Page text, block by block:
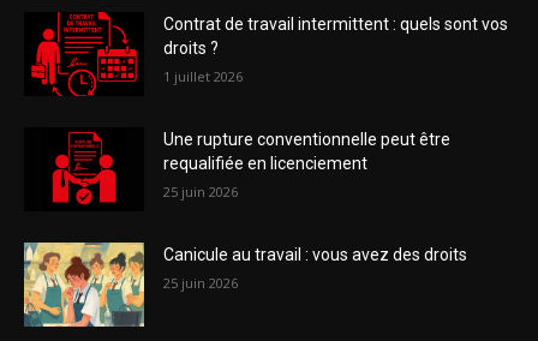
Contrat de travail intermittent : quels sont vos
droits ?
1 juillet 2026
Une rupture conventionnelle peut être
requalifiée en licenciement
25 juin 2026
Canicule au travail : vous avez des droits
25 juin 2026